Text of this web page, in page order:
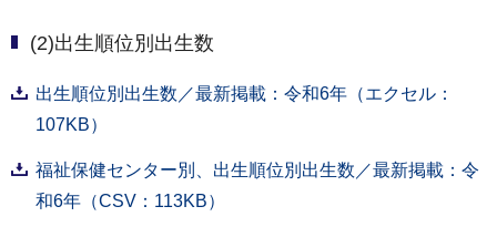
(2)出生順位別出生数
出生順位別出生数／最新掲載：令和6年（エクセル：
107KB）
福祉保健センター別、出生順位別出生数／最新掲載：令
和6年（CSV：113KB）